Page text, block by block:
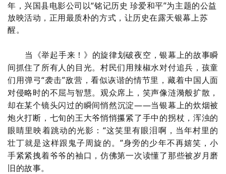
年，兴国县电影公司以“铭记历史 珍爱和平”为主题的公益
放映活动，正用最质朴的方式，让历史在露天银幕上苏
醒。
当《举起手来！》的旋律划破夜空，银幕上的故事瞬
间抓住了所有人的目光。村民们用辣椒水对付追兵，孩童
们用弹弓“袭击”敌营，看似诙谐的情节里，藏着中国人面
对侵略时的不屈与智慧。观众席上，笑声像涟漪般扩散，
却在某个镜头闪过的瞬间悄然沉淀——当银幕上的炊烟被
炮火打断，七旬的王大爷悄悄攥紧了手中的拐杖，浑浊的
眼睛里映着跳动的光影：“这笑里有眼泪啊，当年村里的
壮丁就是这样跟鬼子周旋的。”身旁的少年不再嬉笑，小
手紧紧拽着爷爷的袖口，仿佛第一次读懂了那些被岁月磨
旧的故事。